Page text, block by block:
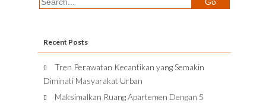
Recent Posts
Tren Perawatan Kecantikan yang Semakin
Diminati Masyarakat Urban
Maksimalkan Ruang Apartemen Dengan 5